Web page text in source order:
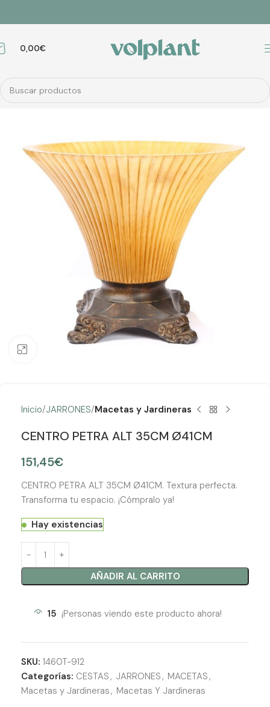
0,00€
Inicio JARRONES Macetas y Jardineras
CENTRO PETRA ALT 35CM Ø41CM
151,45€
CENTRO PETRA ALT 35CM Ø41CM. Textura perfecta.
Transforma tu espacio. ¡Cómpralo ya!
Hay existencias
AÑADIR AL CARRITO
15 ¡Personas viendo este producto ahora!
SKU: 1460T-912
Categorías: CESTAS, JARRONES, MACETAS,
Macetas y Jardineras, Macetas Y Jardineras